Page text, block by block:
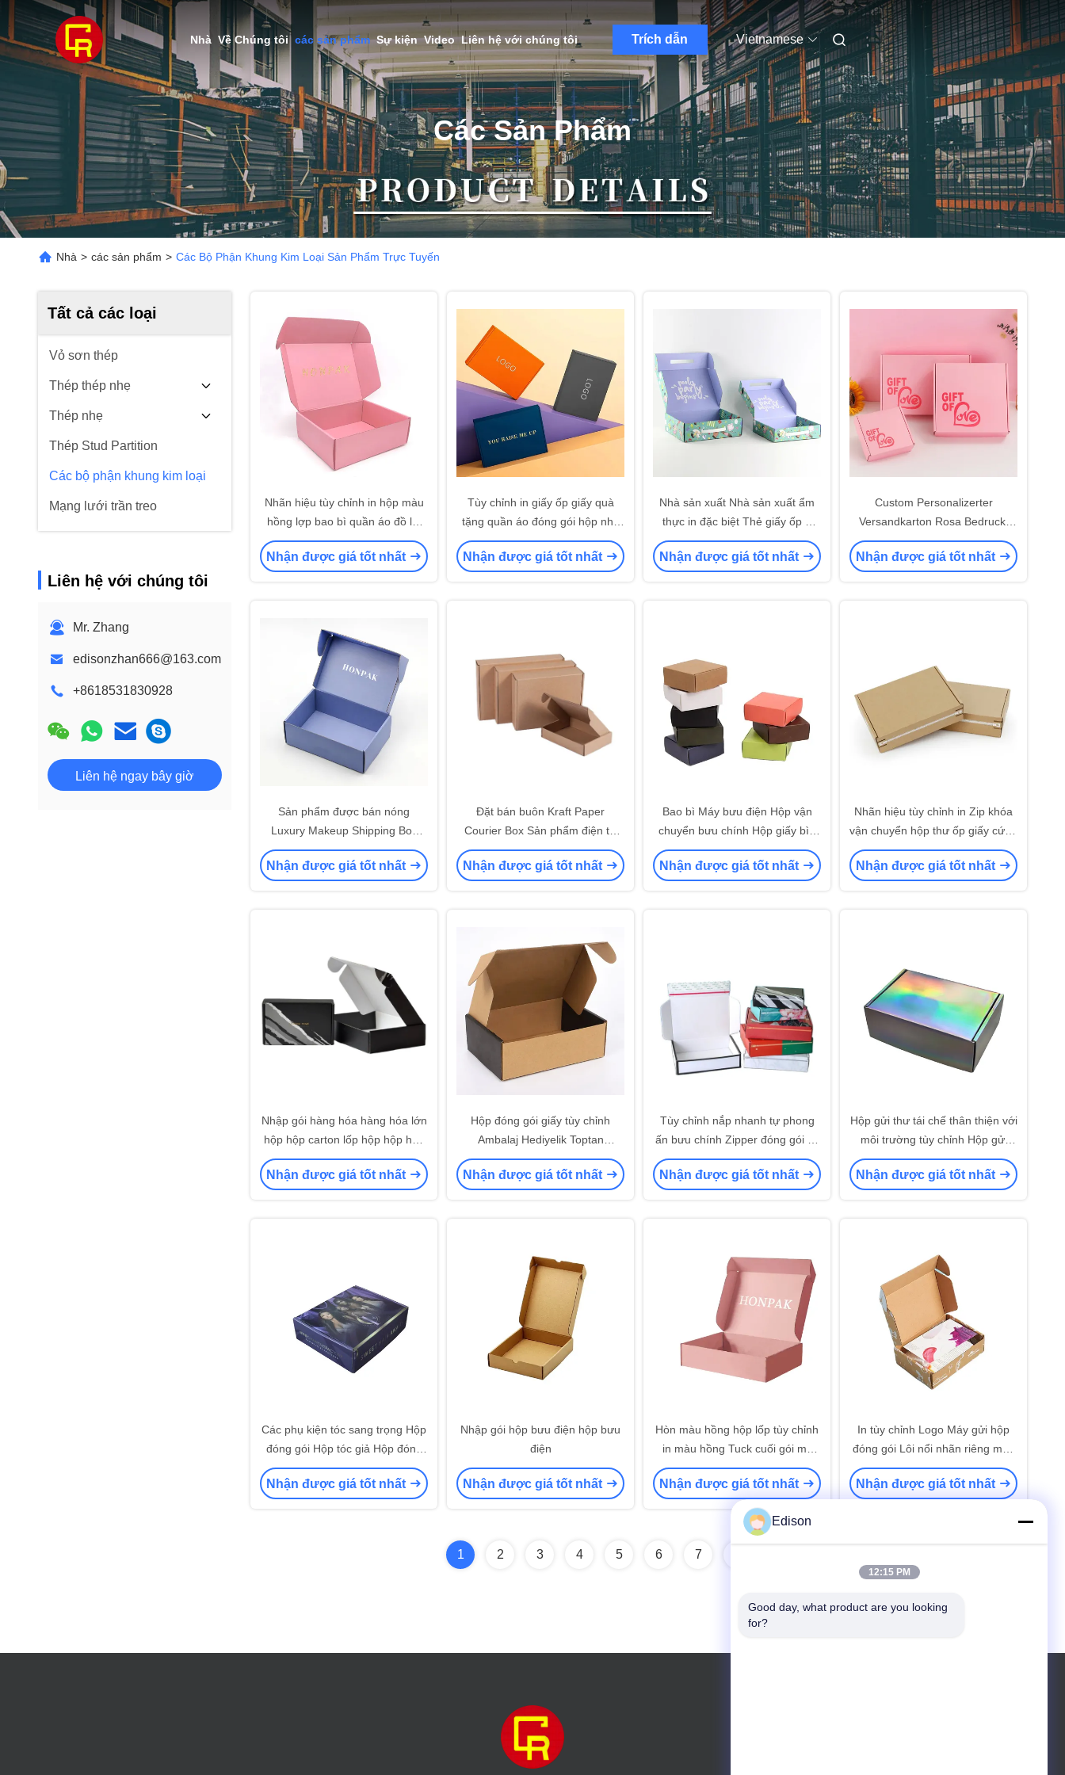
Nhà Về Chúng tôi các sản phẩm Sự kiện Video Liên hệ với chúng tôi Trích dẫn Vietnamese
Các Sản Phẩm
Nhà > các sản phẩm > Các Bộ Phận Khung Kim Loại Sản Phẩm Trực Tuyến
Tất cả các loại
Vỏ sơn thép
Thép thép nhẹ
Thép nhẹ
Thép Stud Partition
Các bộ phận khung kim loại
Mạng lưới trần treo
Liên hệ với chúng tôi
Mr. Zhang
edisonzhan666@163.com
+8618531830928
Liên hệ ngay bây giờ
Nhãn hiệu tùy chỉnh in hộp màu
hồng lợp bao bì quần áo đồ lót
hộp gửi thư
Nhận được giá tốt nhất
Tùy chỉnh in giấy ốp giấy quà
tặng quần áo đóng gói hộp nhỏ
để đóng gói dây chuyền / tóc giả
Nhận được giá tốt nhất
Nhà sản xuất Nhà sản xuất ẩm
thực in đặc biệt Thẻ giấy ốp E
thương mại Thẻ xách tay Thẻ gửi
thư Hộp bọc tay cầm
Nhận được giá tốt nhất
Custom Personalizerter
Versandkarton Rosa Bedruckt
Bảng giấy bìa giấy bìa giấy bìa
giấy bìa giấy bìa giấy bìa giấy bìa
Nhận được giá tốt nhất
Sản phẩm được bán nóng
Luxury Makeup Shipping Box
Carton Packaging Wimpern
Verpackungsbox
Nhận được giá tốt nhất
Đặt bán buôn Kraft Paper
Courier Box Sản phẩm điện tử
Logo tùy chỉnh Bao bì phần cứng
Hộp giấy
Nhận được giá tốt nhất
Bao bì Máy bưu điện Hộp vận
chuyển bưu chính Hộp giấy bìa
Kraft
Nhận được giá tốt nhất
Nhãn hiệu tùy chỉnh in Zip khóa
vận chuyển hộp thư ốp giấy cứng
rắn hộp vận chuyển xé ra sọc
Nhận được giá tốt nhất
Nhập gói hàng hóa hàng hóa lớn
hộp hộp carton lốp hộp hộp hộp
đen màu đen
Nhận được giá tốt nhất
Hộp đóng gói giấy tùy chỉnh
Ambalaj Hediyelik Toptan
Ambalaj Carton Kutu
Nhận được giá tốt nhất
Tùy chỉnh nắp nhanh tự phong
ấn bưu chính Zipper đóng gói xé
tự phong ấn hộp thư với chất kết
dính
Nhận được giá tốt nhất
Hộp gửi thư tái chế thân thiện với
môi trường tùy chỉnh Hộp gửi
sóng hình ba chiều tùy chỉnh
Nhận được giá tốt nhất
Các phụ kiện tóc sang trọng Hộp
đóng gói Hộp tóc giả Hộp đóng
gói Logo tùy chỉnh Hộp đóng gói
Băng
Nhận được giá tốt nhất
Nhập gói hộp bưu điện hộp bưu
điện
Nhận được giá tốt nhất
Hòn màu hồng hộp lốp tùy chỉnh
in màu hồng Tuck cuối gói mỹ
phẩm hộp thư
Nhận được giá tốt nhất
In tùy chỉnh Logo Máy gửi hộp
đóng gói Lôi nổi nhãn riêng màu
nâu Kraft hộp gửi
Nhận được giá tốt nhất
1 2 3 4 5 6 7
Edison
12:15 PM
Good day, what product are you looking
for?